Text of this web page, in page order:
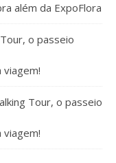
além da ExpoFlora
o passeio
viagem!
Tour, o passeio
viagem!